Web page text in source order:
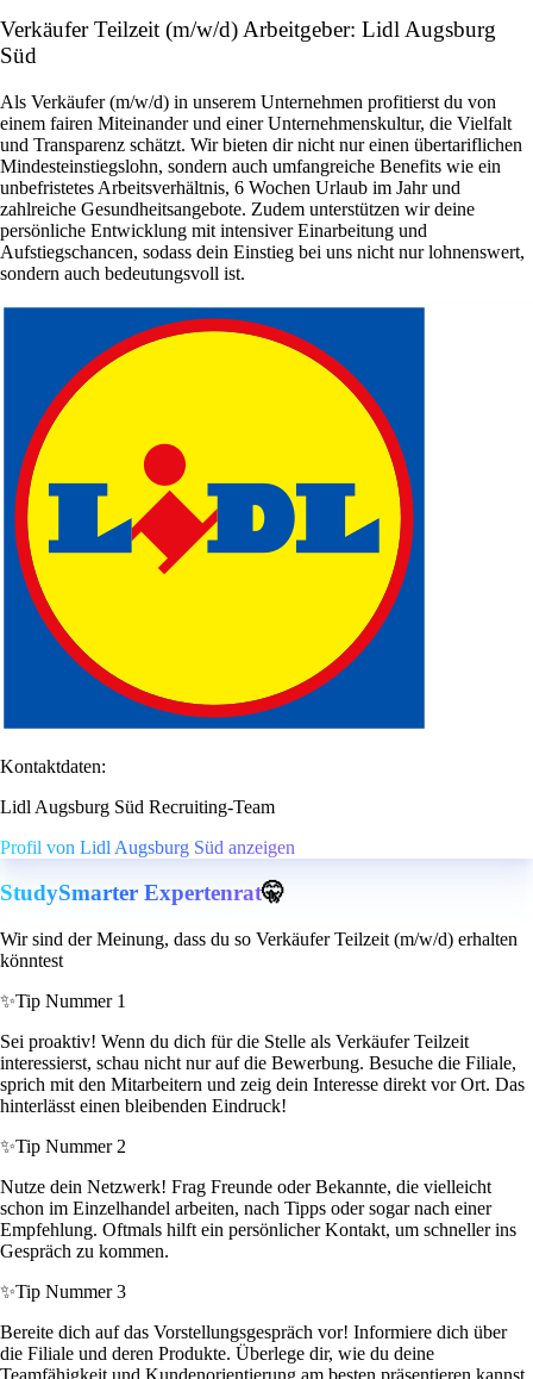
Verkäufer Teilzeit (m/w/d) Arbeitgeber: Lidl Augsburg
Süd
Als Verkäufer (m/w/d) in unserem Unternehmen profitierst du von
einem fairen Miteinander und einer Unternehmenskultur, die Vielfalt
und Transparenz schätzt. Wir bieten dir nicht nur einen übertariflichen
Mindesteinstiegslohn, sondern auch umfangreiche Benefits wie ein
unbefristetes Arbeitsverhältnis, 6 Wochen Urlaub im Jahr und
zahlreiche Gesundheitsangebote. Zudem unterstützen wir deine
persönliche Entwicklung mit intensiver Einarbeitung und
Aufstiegschancen, sodass dein Einstieg bei uns nicht nur lohnenswert,
sondern auch bedeutungsvoll ist.
Kontaktdaten:
Lidl Augsburg Süd Recruiting-Team
Profil von Lidl Augsburg Süd anzeigen
StudySmarter Expertenrat🤫
Wir sind der Meinung, dass du so Verkäufer Teilzeit (m/w/d) erhalten
könntest
✨Tip Nummer 1
Sei proaktiv! Wenn du dich für die Stelle als Verkäufer Teilzeit
interessierst, schau nicht nur auf die Bewerbung. Besuche die Filiale,
sprich mit den Mitarbeitern und zeig dein Interesse direkt vor Ort. Das
hinterlässt einen bleibenden Eindruck!
✨Tip Nummer 2
Nutze dein Netzwerk! Frag Freunde oder Bekannte, die vielleicht
schon im Einzelhandel arbeiten, nach Tipps oder sogar nach einer
Empfehlung. Oftmals hilft ein persönlicher Kontakt, um schneller ins
Gespräch zu kommen.
✨Tip Nummer 3
Bereite dich auf das Vorstellungsgespräch vor! Informiere dich über
die Filiale und deren Produkte. Überlege dir, wie du deine